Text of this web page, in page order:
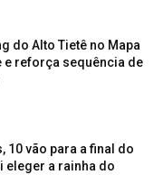
do Alto Tietê no Mapa
e reforça sequência de
10 vão para a final do
eleger a rainha do